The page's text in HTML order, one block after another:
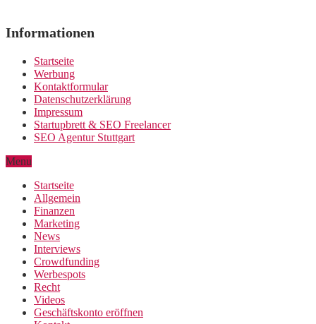
Informationen
Startseite
Werbung
Kontaktformular
Datenschutzerklärung
Impressum
Startupbrett & SEO Freelancer
SEO Agentur Stuttgart
Menu
Startseite
Allgemein
Finanzen
Marketing
News
Interviews
Crowdfunding
Werbespots
Recht
Videos
Geschäftskonto eröffnen